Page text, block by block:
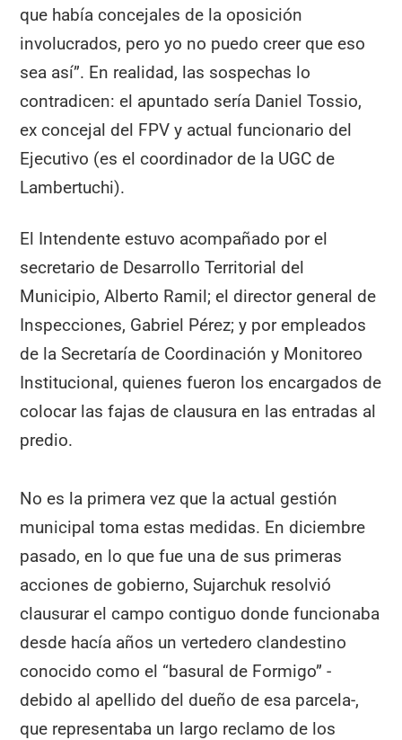
que había concejales de la oposición
involucrados, pero yo no puedo creer que eso
sea así”. En realidad, las sospechas lo
contradicen: el apuntado sería Daniel Tossio,
ex concejal del FPV y actual funcionario del
Ejecutivo (es el coordinador de la UGC de
Lambertuchi).
El Intendente estuvo acompañado por el
secretario de Desarrollo Territorial del
Municipio, Alberto Ramil; el director general de
Inspecciones, Gabriel Pérez; y por empleados
de la Secretaría de Coordinación y Monitoreo
Institucional, quienes fueron los encargados de
colocar las fajas de clausura en las entradas al
predio.
No es la primera vez que la actual gestión
municipal toma estas medidas. En diciembre
pasado, en lo que fue una de sus primeras
acciones de gobierno, Sujarchuk resolvió
clausurar el campo contiguo donde funcionaba
desde hacía años un vertedero clandestino
conocido como el “basural de Formigo” -
debido al apellido del dueño de esa parcela-,
que representaba un largo reclamo de los